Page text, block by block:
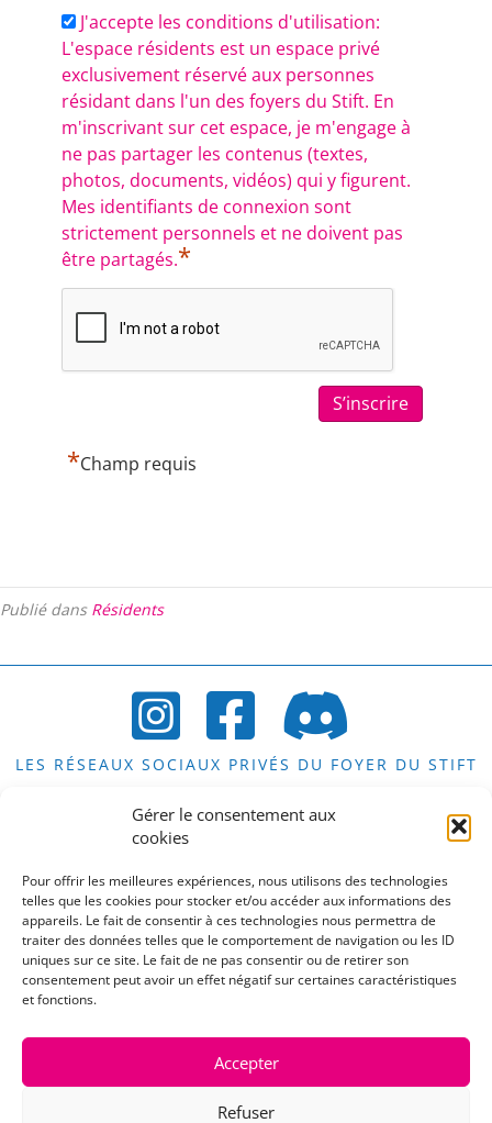
Gérer le consentement aux
cookies
Pour offrir les meilleures expériences, nous utilisons des technologies
telles que les cookies pour stocker et/ou accéder aux informations des
appareils. Le fait de consentir à ces technologies nous permettra de
traiter des données telles que le comportement de navigation ou les ID
uniques sur ce site. Le fait de ne pas consentir ou de retirer son
consentement peut avoir un effet négatif sur certaines caractéristiques
et fonctions.
Accepter
Refuser
J'accepte les conditions d'utilisation:
L'espace résidents est un espace privé
exclusivement réservé aux personnes
résidant dans l'un des foyers du Stift. En
m'inscrivant sur cet espace, je m'engage à
ne pas partager les contenus (textes,
photos, documents, vidéos) qui y figurent.
Mes identifiants de connexion sont
strictement personnels et ne doivent pas
être partagés.*
*Champ requis
Publié dans Résidents
LES RÉSEAUX SOCIAUX PRIVÉS DU FOYER DU STIFT
LES COMPTES PUBLICS DU STIFT
LE COMPTE PUBLIC DE LA CAFET DU STIFT
UNE REMARQUE, UNE SUGGESTION, UN
COMMENTAIRE OU UNE QUESTION?